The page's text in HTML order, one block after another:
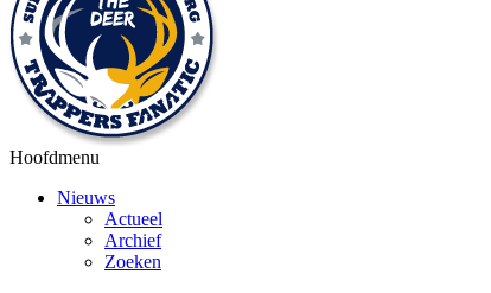
Hoofdmenu
Nieuws
Actueel
Archief
Zoeken